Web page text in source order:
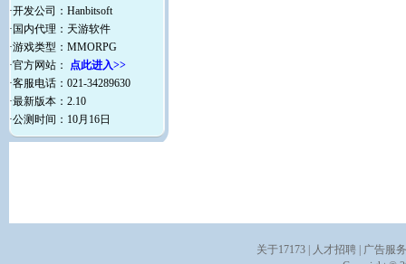
·开发公司：Hanbitsoft
·国内代理：天游软件
·游戏类型：MMORPG
·官方网站： 点此进入>>
·客服电话：021-34289630
·最新版本：2.10
·公测时间：10月16日
关于17173 人才招聘
广告服务